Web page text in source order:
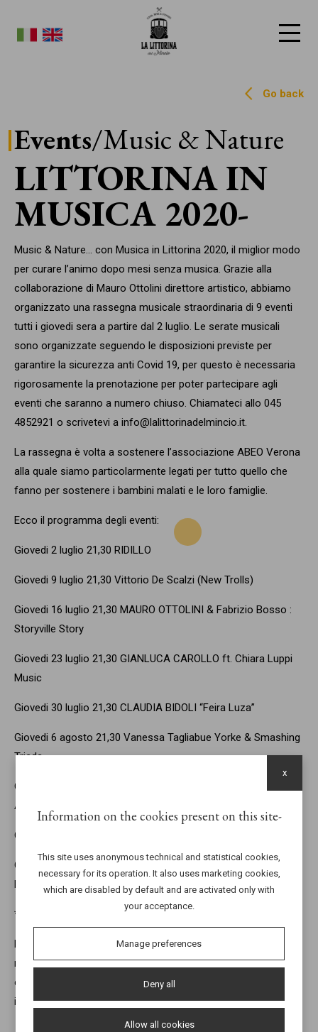
Go back
Events/Music & Nature
LITTORINA IN
MUSICA 2020
Music & Nature... con Musica in Littorina 2020, il miglior modo
per curare l’animo dopo mesi senza musica. Grazie alla
collaborazione di Mauro Ottolini direttore artistico, abbiamo
organizzato una rassegna musicale straordinaria di 9 eventi
tutti i giovedi sera a partire dal 2 luglio. Le serate musicali
sono organizzate seguendo le disposizioni previste per
garantire la sicurezza anti Covid 19, per questo è necessaria
rigorosamente la prenotazione per poter partecipare agli
eventi che saranno a numero chiuso. Chiamateci allo 045
4852921 o scrivetevi a info@lalittorinadelmincio.it.
La rassegna è volta a sostenere l’associazione ABEO Verona
alla quale siamo particolarmente legati per tutto quello che
fanno per sostenere i bambini malati e le loro famiglie.
Ecco il programma degli eventi:
Giovedi 2 luglio 21,30 RIDILLO
Giovedi 9 luglio 21,30 Vittorio De Scalzi (New Trolls)
Giovedi 16 luglio 21,30 MAURO OTTOLINI & Fabrizio Bosso :
Storyville Story
Giovedi 23 luglio 21,30 GIANLUCA CAROLLO ft. Chiara Luppi
Music
Giovedi 30 luglio 21,30 CLAUDIA BIDOLI “Feira Luza”
Giovedi 6 agosto 21,30 Vanessa Tagliabue Yorke & Smashing
Triads
Giovedi 13 agosto 21,30 LittleTaver&HCA AND HIS CRAZY
ALLIGATOR con la partecipazione dell'Ape Regina Drag Queen
Giovedi 20 agosto 21,30 francesco BACCINI
Giovedi 27 agosto 21,30 Stephanie Océan Ghizzoni Music
Emozioni Italiane
***********************************
Per gli eventi è obbligatoria la prenotazione essendo a
numero chiuso date le disposizioni covid, per prenotare
chiamateci allo 0454852921 o scriveteci a
info@lalittorinadelmincio.it
Information on the cookies present on this site
This site uses anonymous technical and statistical cookies,
necessary for its operation. It also uses marketing cookies,
which are disabled by default and are activated only with
your acceptance.
Manage preferences
Deny all
Allow all cookies
x